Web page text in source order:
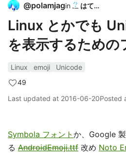
@polamjagin はてな
Linux とかでも
を表示するための
Linux emoji
Unicode
49
Last updated at 2016-06-20Posted
Symbola フォント か、Google
る AndroidEmoji.ttf 改め Noto